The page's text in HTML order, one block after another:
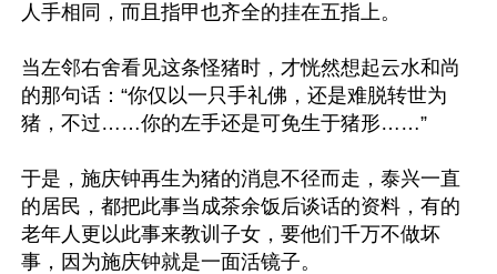
人手相同，而且指甲也齐全的挂在五指上。
当左邻右舍看见这条怪猪时，才恍然想起云水和尚
的那句话：“你仅以一只手礼佛，还是难脱转世为
猪，不过……你的左手还是可免生于猪形……”
于是，施庆钟再生为猪的消息不径而走，泰兴一直
的居民，都把此事当成茶余饭后谈话的资料，有的
老年人更以此事来教训子女，要他们千万不做坏
事，因为施庆钟就是一面活镜子。